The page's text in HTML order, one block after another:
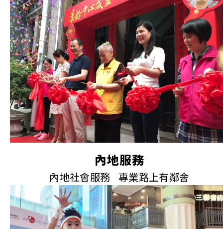
內地服務
內地社會服務 專業路上有鄰舍